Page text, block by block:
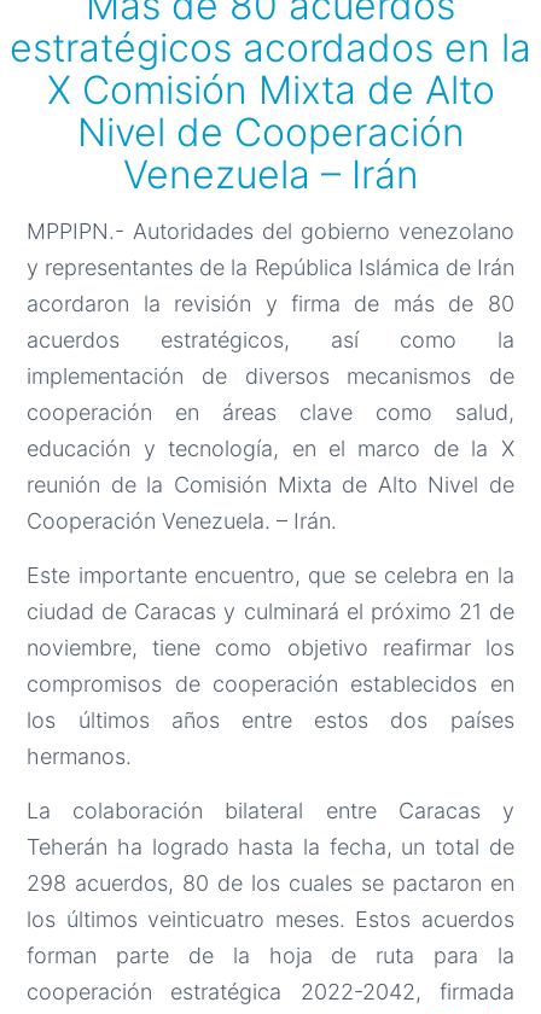
estratégicos acordados en la
X Comisión Mixta de Alto
Nivel de Cooperación
Venezuela – Irán
MPPIPN.- Autoridades del gobierno venezolano
y representantes de la República Islámica de Irán
acordaron la revisión y firma de más de 80
acuerdos estratégicos, así como la
implementación de diversos mecanismos de
cooperación en áreas clave como salud,
educación y tecnología, en el marco de la X
reunión de la Comisión Mixta de Alto Nivel de
Cooperación Venezuela. – Irán.
Este importante encuentro, que se celebra en la
ciudad de Caracas y culminará el próximo 21 de
noviembre, tiene como objetivo reafirmar los
compromisos de cooperación establecidos en
los últimos años entre estos dos países
hermanos.
La colaboración bilateral entre Caracas y
Teherán ha logrado hasta la fecha, un total de
298 acuerdos, 80 de los cuales se pactaron en
los últimos veinticuatro meses. Estos acuerdos
forman parte de la hoja de ruta para la
cooperación estratégica 2022-2042, firmada